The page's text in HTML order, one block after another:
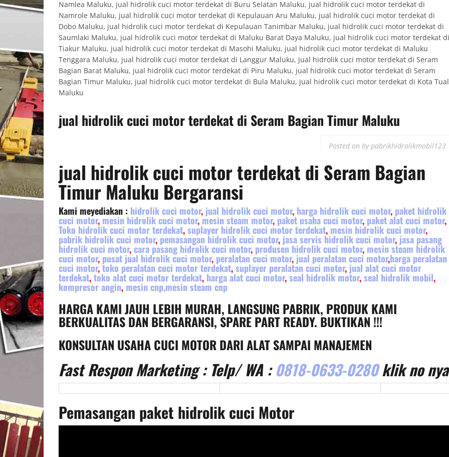
jual hidrolik cuci motor terdekat di Seram Bagian Timur Maluku
Posted on bypabrikhidrolikmobil123
jual hidrolik cuci motor terdekat di Seram Bagian
Timur Maluku Bergaransi
Kami meyediakan : hidrolik cuci motor, jual hidrolik cuci motor, harga hidrolik cuci motor, paket hidrolik
cuci motor, mesin hidrolik cuci motor,mesin steam motor, paket usaha cuci motor, paket alat cuci motor,
Toko hidrolik cuci motor terdekat,suplayer hidrolik cuci motor terdekat, mesin hidrolik cuci motor,
pabrik hidrolik cuci motor, pemasangan hidrolik cuci motor, jasa servis hidrolik cuci motor, jasa pasang
hidrolik cuci motor,cara pasang hidrolik cuci motor, produsen hidrolik cuci motor, mesin steam hidrolik
cuci motor, pusat jual hidrolik cuci motor, peralatan cuci motor, jual peralatan cuci motor,harga peralatan
cuci motor,toko peralatan cuci motor terdekat,suplayer peralatan cuci motor, jual alat cuci motor
terdekat,toko alat cuci motor terdekat, harga alat cuci motor,seal hidrolik motor,seal hidrolik mobil,
kompresor angin, mesin cnp,mesin steam cnp
HARGA KAMI JAUH LEBIH MURAH, LANGSUNG PABRIK, PRODUK KAMI
BERKUALITAS DAN BERGARANSI, SPARE PART READY. BUKTIKAN !!!
KONSULTAN USAHA CUCI MOTOR DARI ALAT SAMPAI MANAJEMEN
Fast Respon Marketing : Telp/ WA :0818-0633-0280klik no nya
Pemasangan paket hidrolik cuci Motor